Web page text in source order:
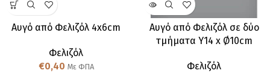
Αυγό από Φελιζόλ 4x6cm
Φελιζόλ
€0,40 Με ΦΠΑ
Αυγό από Φελιζόλ σε δύο
τμήματα Υ14 x Ø10cm
Φελιζόλ